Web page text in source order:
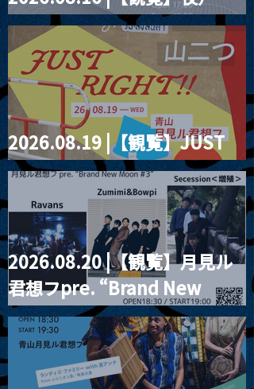
four dots vol.2
2026.08.19 |【観覧】JUST
RIGHT!! vol.27
2026.08.20 |【観覧】月見ル
君想フpre. “Brand New
Moon #3”